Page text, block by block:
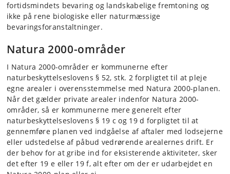
fortidsmindets bevaring og landskabelige fremtoning og
ikke på rene biologiske eller naturmæssige
bevaringsforanstaltninger.
Natura 2000-områder
I Natura 2000-områder er kommunerne efter
naturbeskyttelseslovens § 52, stk. 2 forpligtet til at pleje
egne arealer i overensstemmelse med Natura 2000-planen.
Når det gælder private arealer indenfor Natura 2000-
områder, så er kommunerne mere generelt efter
naturbeskyttelseslovens § 19 c og 19 d forpligtet til at
gennemføre planen ved indgåelse af aftaler med lodsejerne
eller udstedelse af påbud vedrørende arealernes drift. Er
der behov for at gribe ind for eksisterende aktiviteter, sker
det efter 19 e eller 19 f, alt efter om der er udarbejdet en